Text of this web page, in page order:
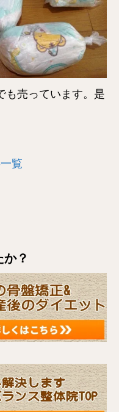
も売っています。是
覧
？